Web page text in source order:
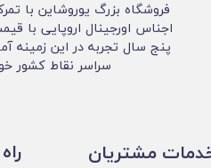
فروشگاه بزرگ یوروشاین با
اجناس اورجینال اروپایی با
پنج سال تجربه در این زمینه
سراسر نقاط کشور
مشتریان